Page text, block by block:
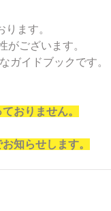
ます。
ございます。
ガイドブックです。
おりません。
知らせします。